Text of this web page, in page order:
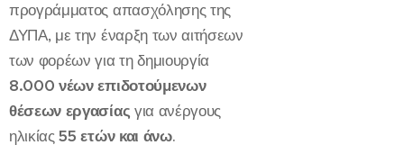
προγράμματος απασχόλησης της
ΔΥΠΑ, με την έναρξη των αιτήσεων
των φορέων για τη δημιουργία
8.000 νέων επιδοτούμενων
θέσεων εργασίας για ανέργους
ηλικίας55 ετών και άνω.